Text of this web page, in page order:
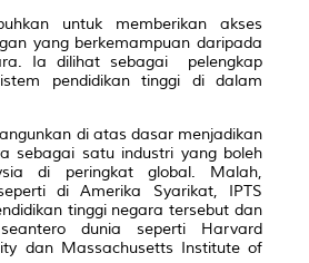
untuk memberikan akses
yang berkemampuan daripada
Ia dilihat sebagai pelengkap
pendidikan tinggi di dalam
di atas dasar menjadikan
sebagai satu industri yang boleh
di peringkat global. Malah,
di Amerika Syarikat, IPTS
tinggi negara tersebut dan
dunia seperti Harvard
dan Massachusetts Institute of